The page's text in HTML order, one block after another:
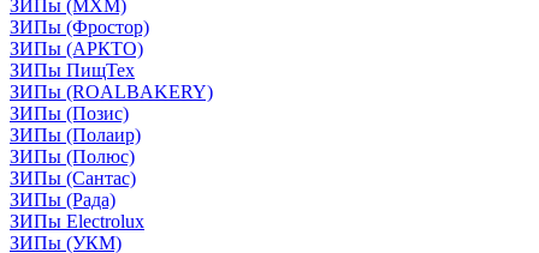
ЗИПы (МХМ)
ЗИПы (Фростор)
ЗИПы (АРКТО)
ЗИПы ПищТех
ЗИПы (ROALBAKERY)
ЗИПы (Позис)
ЗИПы (Полаир)
ЗИПы (Полюс)
ЗИПы (Сантас)
ЗИПы (Рада)
ЗИПы Electrolux
ЗИПы (УКМ)